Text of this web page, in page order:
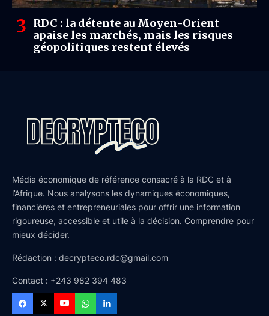
RDC : la détente au Moyen-Orient
apaise les marchés, mais les risques
géopolitiques restent élevés
Média économique de référence consacré à la RDC et à
l’Afrique. Nous analysons les dynamiques économiques,
financières et entrepreneuriales pour offrir une information
rigoureuse, accessible et utile à la décision. Comprendre pour
mieux décider.
Rédaction : decrypteco.rdc@gmail.com
Contact : +243 982 394 483